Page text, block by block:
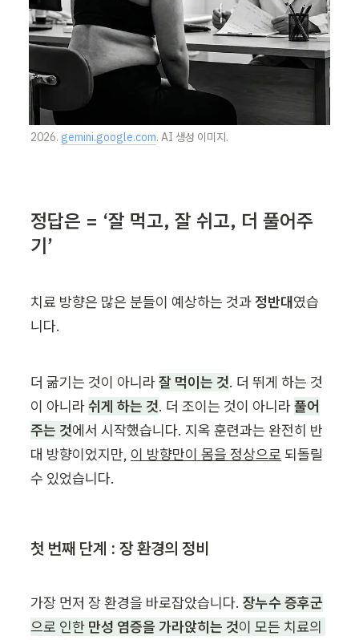
2026. gemini.google.com. AI 생성 이미지.
정답은 = ‘잘 먹고, 잘 쉬고, 더 풀어주
기’
치료 방향은 많은 분들이 예상하는 것과 정반대였습
니다.
더 굶기는 것이 아니라 잘 먹이는 것. 더 뛰게 하는 것
이 아니라 쉬게 하는 것. 더 조이는 것이 아니라 풀어
주는 것에서 시작했습니다. 지옥 훈련과는 완전히 반
대 방향이었지만, 이 방향만이 몸을 정상으로 되돌릴
수 있었습니다.
첫 번째 단계 : 장 환경의 정비
가장 먼저 장 환경을 바로잡았습니다. 장누수 증후군
으로 인한 만성 염증을 가라앉히는 것이 모든 치료의